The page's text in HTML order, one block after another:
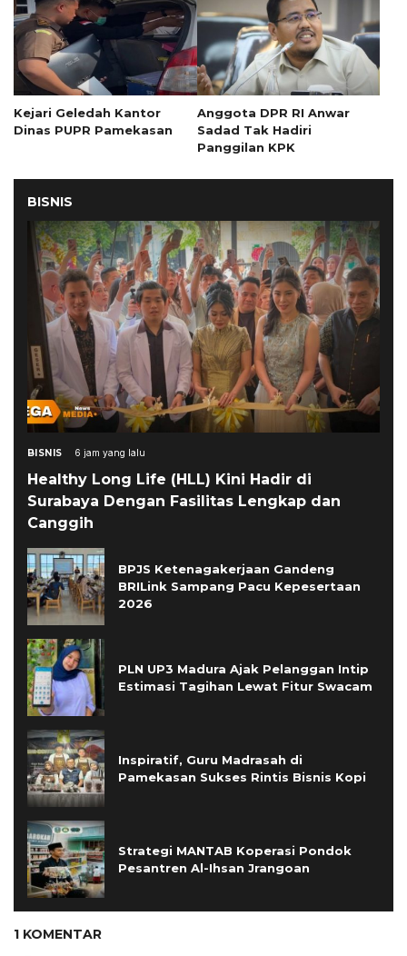
Kejari Geledah Kantor
Dinas PUPR Pamekasan
Anggota DPR RI Anwar
Sadad Tak Hadiri
Panggilan KPK
BISNIS
BISNIS 6 jam yang lalu
Healthy Long Life (HLL) Kini Hadir di
Surabaya Dengan Fasilitas Lengkap dan
Canggih
BPJS Ketenagakerjaan Gandeng
BRILink Sampang Pacu Kepesertaan
2026
PLN UP3 Madura Ajak Pelanggan Intip
Estimasi Tagihan Lewat Fitur Swacam
Inspiratif, Guru Madrasah di
Pamekasan Sukses Rintis Bisnis Kopi
Strategi MANTAB Koperasi Pondok
Pesantren Al-Ihsan Jrangoan
1 KOMENTAR